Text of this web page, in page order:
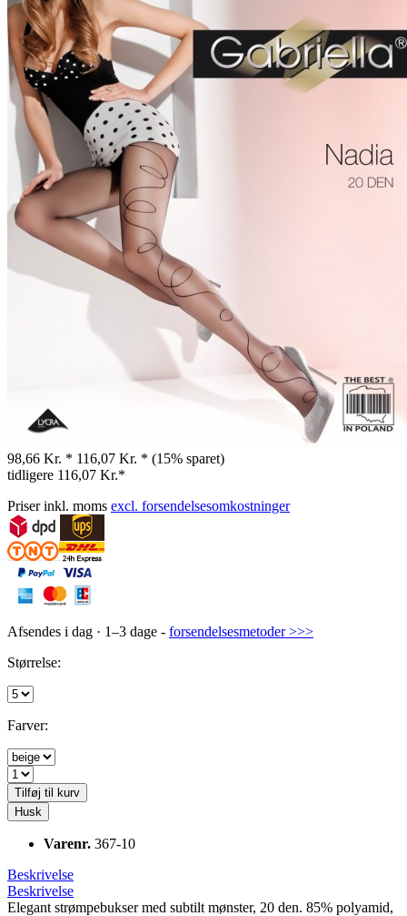
98,66 Kr. * 116,07 Kr. * (15% sparet)
tidligere 116,07 Kr.*
Priser inkl. moms excl. forsendelsesomkostninger
Afsendes i dag · 1–3 dage - forsendelsesmetoder >>>
Størrelse:
Farver:
Tilføj til kurv
Husk
Varenr. 367-10
Beskrivelse
Beskrivelse
Elegant strømpebukser med subtilt mønster, 20 den. 85% polyamid,